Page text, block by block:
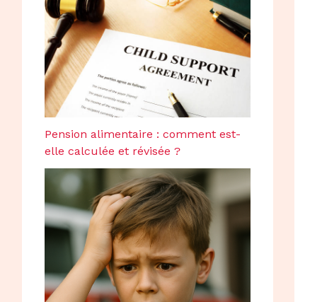
Pension alimentaire : comment est-
elle calculée et révisée ?